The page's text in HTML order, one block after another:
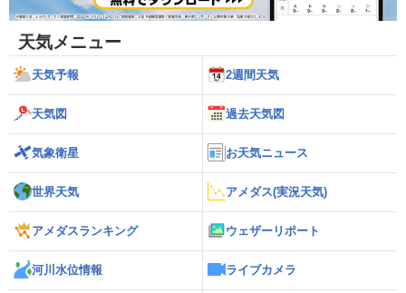
天気メニュー
天気予報 2週間天気
天気図 過去天気図
気象衛星 お天気ニュース
世界天気 アメダス(実況天気)
アメダスランキング ウェザーリポート
河川水位情報 ライブカメラ